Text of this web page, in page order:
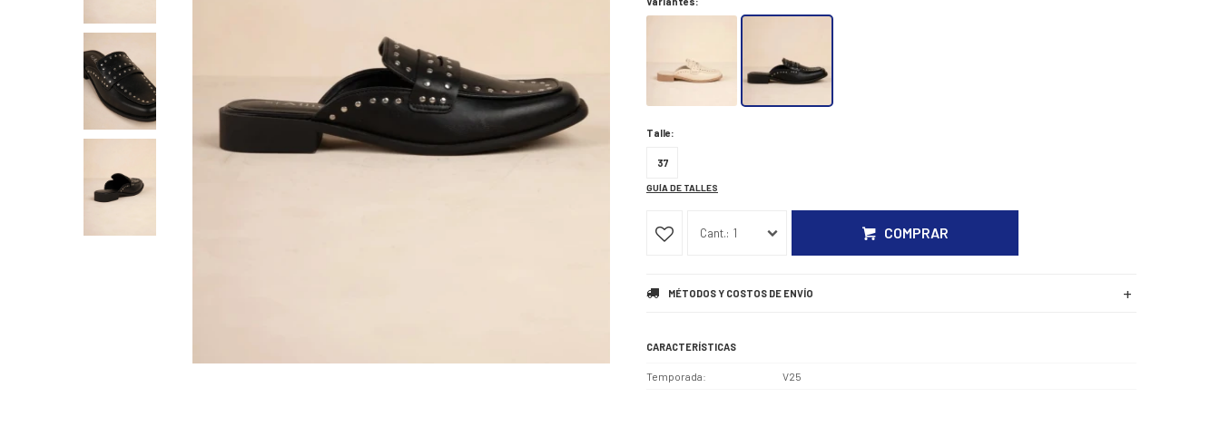
Talle:
37
GUÍA DE TALLES
1 COMPRAR
MÉTODOS Y COSTOS DE ENVÍO
CARACTERÍSTICAS
Temporada V25